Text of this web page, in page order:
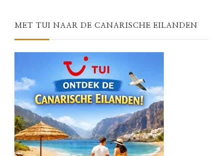
MET TUI NAAR DE CANARISCHE EILANDEN